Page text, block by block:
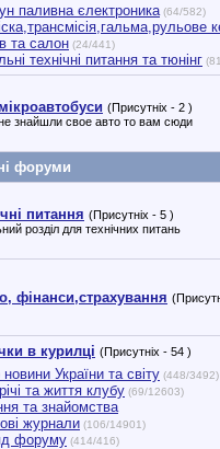
паливна єлектроника (64/582)
та салон (24/441)
технічні питання та тюнінг
(Присутніх - 2 )
знайшли свое авто то вам сюди
форуми
питання (Присутніх - 5 )
розділ для технічних питань
фінанси,страхування
в курилці (Присутніх - 54 )
України та світу (448/3492)
та життя клубу (69/12603)
та знайомства
журнали (106/14901)
форуму (414/416)